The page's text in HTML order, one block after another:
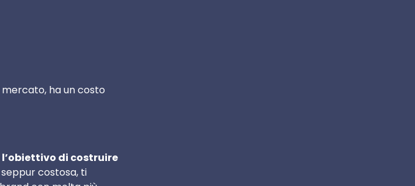
ha un costo
l’obiettivo di costruire
costosa, ti